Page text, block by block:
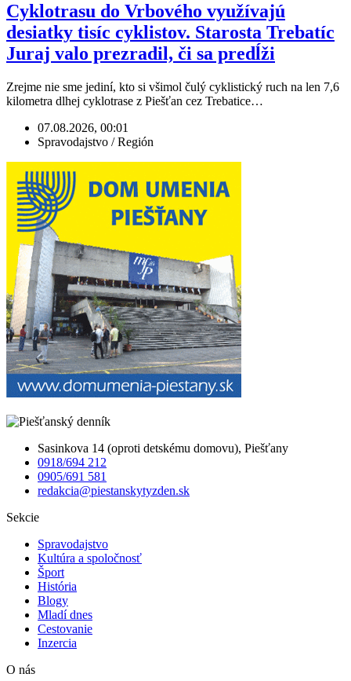
Cyklotrasu do Vrbového využívajú
desiatky tisíc cyklistov. Starosta Trebatíc
Juraj valo prezradil, či sa predĺži
Zrejme nie sme jediní, kto si všimol čulý cyklistický ruch na len 7,6
kilometra dlhej cyklotrase z Piešťan cez Trebatice…
07.08.2026, 00:01
Spravodajstvo / Región
Sasinkova 14 (oproti detskému domovu), Piešťany
0918/694 212
0905/691 581
redakcia@piestanskytyzden.sk
Sekcie
Spravodajstvo
Kultúra a spoločnosť
Šport
História
Blogy
Mladí dnes
Cestovanie
Inzercia
O nás